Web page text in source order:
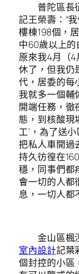
普陀區長征
記王榮壽：“
樓棟198個，
中60歲以上的
原來我4月（
休了，但我仍
代，居委的每
我就多一個輔
開端任務，徹
態，到核酸現
工’，為了送
把私人車開過
持久彷徨在
穩，同事們都
會一切的人都
息，一切人都
金山區楓涇
室內設計記葉
個封控的小區